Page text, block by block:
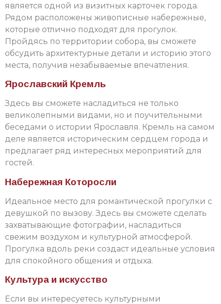
является одной из визитных карточек города.
Рядом расположены живописные набережные,
которые отлично подходят для прогулок.
Пройдясь по территории собора, вы сможете
обсудить архитектурные детали и историю этого
места, получив незабываемые впечатления.
Ярославский Кремль
Здесь вы сможете насладиться не только
великолепными видами, но и поучительными
беседами о истории Ярославля. Кремль на самом
деле является историческим сердцем города и
предлагает ряд интересных мероприятий для
гостей.
Набережная Которосли
Идеальное место для романтической прогулки с
девушкой по вызову. Здесь вы сможете сделать
захватывающие фотографии, насладиться
свежим воздухом и культурной атмосферой.
Прогулка вдоль реки создаст идеальные условия
для спокойного общения и отдыха.
Культура и искусство
Если вы интересуетесь культурными